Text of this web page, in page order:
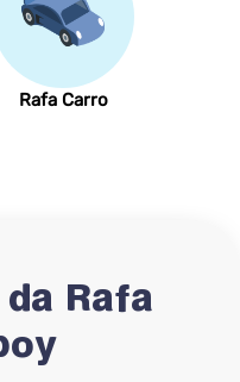
Rafa Carro
Rafa